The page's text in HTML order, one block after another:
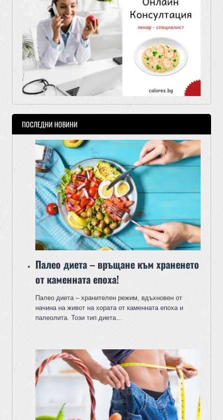
ПОСЛЕДНИ НОВИНИ
Палео диета – връщане към храненето
от каменната епоха!
Палео диета – хранителен режим, вдъхновен от
начина на живот на хората от каменната епоха и
палеолита. Този тип диета…